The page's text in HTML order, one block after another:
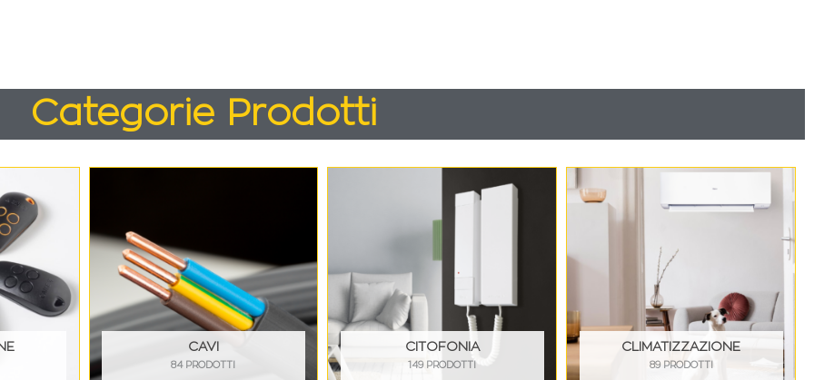
Categorie Prodotti
CAVI
84 PRODOTTI
CITOFONIA
149 PRODOTTI
CLIMATIZZAZIONE
89 PRODOTTI